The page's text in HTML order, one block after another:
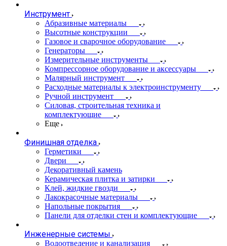
Инструмент
Абразивные материалы
Высотные конструкции
Газовое и сварочное оборудование
Генераторы
Измерительные инструменты
Компрессорное оборудование и аксессуары
Малярный инструмент
Расходные материалы к электроинструменту
Ручной инструмент
Силовая, строительная техника и
комплектующие
Еще
Финишная отделка
Герметики
Двери
Декоративный камень
Керамическая плитка и затирки
Клей, жидкие гвозди
Лакокрасочные материалы
Напольные покрытия
Панели для отделки стен и комплектующие
Инженерные системы
Водоотведение и канализация